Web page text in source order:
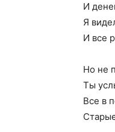
И
Я
И все
Но не
Ты
Все в